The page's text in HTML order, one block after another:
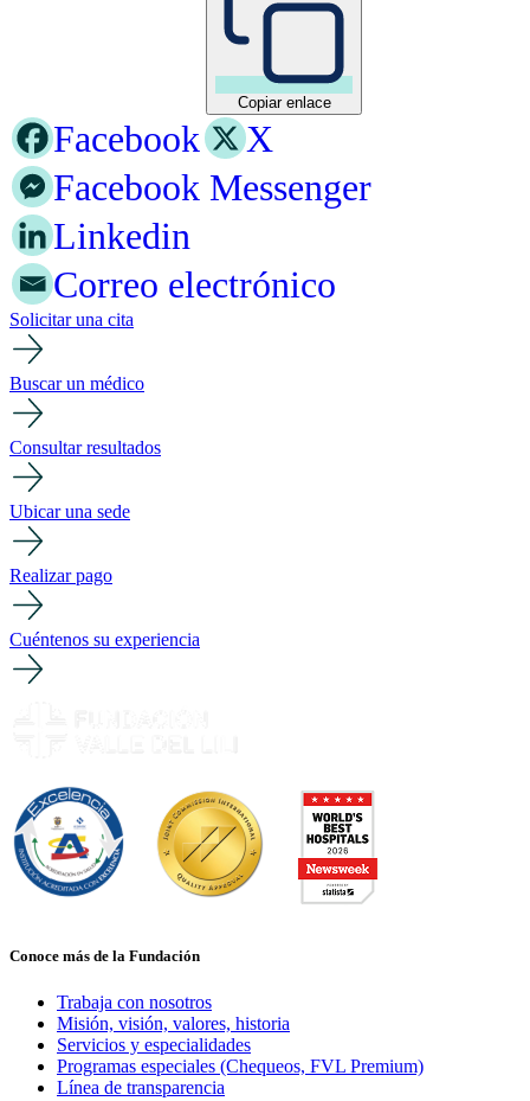
Copiar enlace
Facebook
X
Facebook Messenger
Linkedin
Correo electrónico
Solicitar una cita
Buscar un médico
Consultar resultados
Ubicar una sede
Realizar pago
Cuéntenos su experiencia
Conoce más de la Fundación
Trabaja con nosotros
Misión, visión, valores, historia
Servicios y especialidades
Programas especiales (Chequeos, FVL Premium)
Línea de transparencia